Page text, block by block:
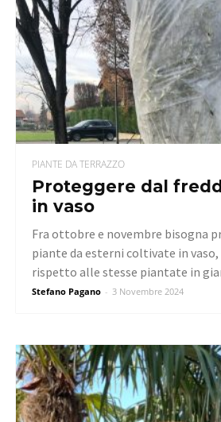
PIANTE DA TERRAZZO
Proteggere dal
in vaso
Stefano Pagano - 3 Novembre 2024
Fra ottobre e novembre bisogna
piante da esterni coltivate in
rispetto alle stesse piantate in